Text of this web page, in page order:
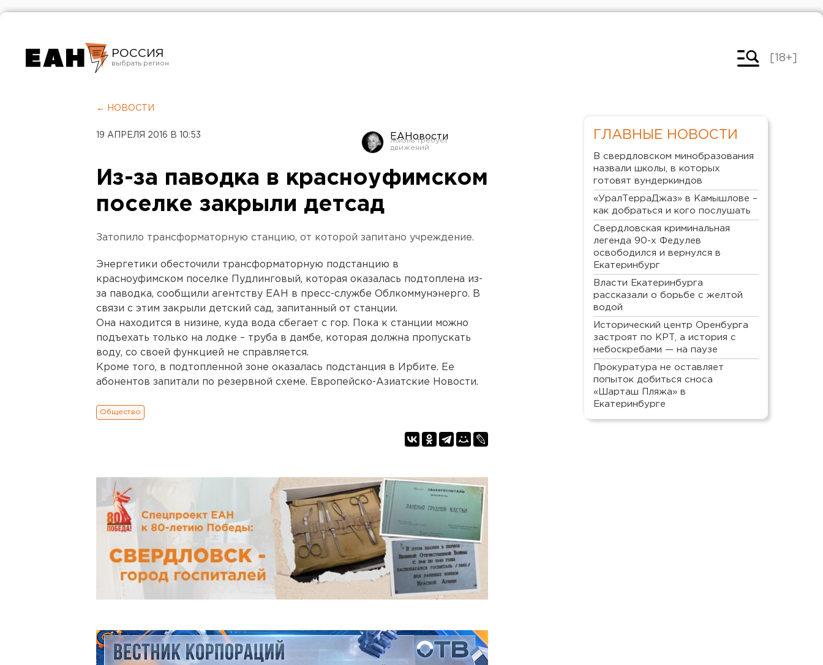
РОССИЯ
Челябинск
[18+]
← НОВОСТИ
19 АПРЕЛЯ 2016 В 10:53 ЕАНовости
Из-за паводка в красноуфимском
поселке закрыли детсад
Затопило трансформаторную станцию, от которой запитано учреждение.
Энергетики обесточили трансформаторную подстанцию в
красноуфимском поселке Пудлинговый, которая оказалась подтоплена из-
за паводка, сообщили агентству ЕАН в пресс-службе Облкоммунэнерго. В
связи с этим закрыли детский сад, запитанный от станции.
Она находится в низине, куда вода сбегает с гор. Пока к станции можно
подъехать только на лодке – труба в дамбе, которая должна пропускать
воду, со своей функцией не справляется.
Кроме того, в подтопленной зоне оказалась подстанция в Ирбите. Ее
абонентов запитали по резервной схеме. Европейско-Азиатские Новости.
Общество
ГЛАВНЫЕ НОВОСТИ
В свердловском минобразования
назвали школы, в которых
готовят вундеркиндов
«УралТерраДжаз» в Камышлове –
как добраться и кого послушать
Свердловская криминальная
легенда 90-х Федулев
освободился и вернулся в
Екатеринбург
Власти Екатеринбурга
рассказали о борьбе с желтой
водой
Исторический центр Оренбурга
застроят по КРТ, а история с
небоскребами — на паузе
Прокуратура не оставляет
попыток добиться сноса
«Шарташ Пляжа» в
Екатеринбурге